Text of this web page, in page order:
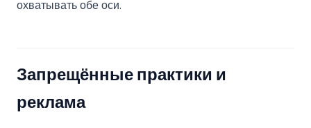
охватывать обе оси.
Запрещённые практики и
реклама